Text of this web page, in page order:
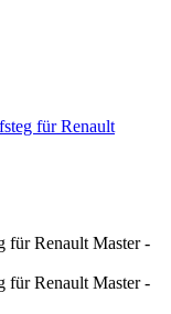
für Renault